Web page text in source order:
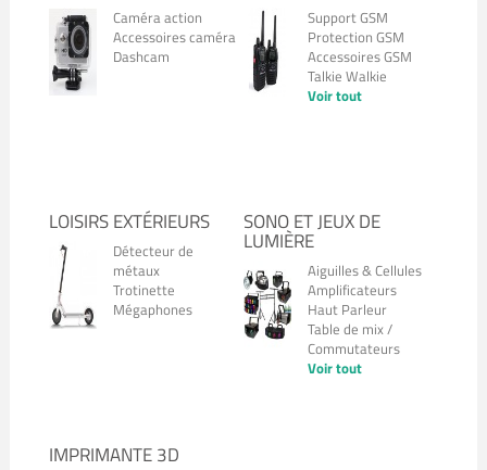
Caméra action
Accessoires caméra
Dashcam
Support GSM
Protection GSM
Accessoires GSM
Talkie Walkie
Voir tout
LOISIRS EXTÉRIEURS
Détecteur de
métaux
Trotinette
Mégaphones
SONO ET JEUX DE
LUMIÈRE
Aiguilles & Cellules
Amplificateurs
Haut Parleur
Table de mix /
Commutateurs
Voir tout
IMPRIMANTE 3D